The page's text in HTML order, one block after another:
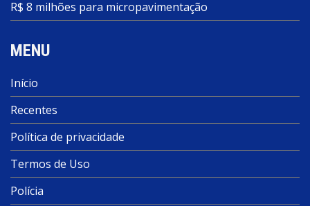
R$ 8 milhões para micropavimentação
MENU
Início
Recentes
Política de privacidade
Termos de Uso
Polícia